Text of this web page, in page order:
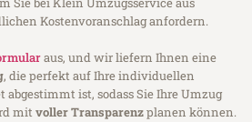
Kostenvoranschlag anfordern.
aus, und wir liefern Ihnen eine
, die perfekt auf Ihre individuellen
abgestimmt ist, sodass Sie Ihre Umzug
mitvoller Transparenzplanen können.